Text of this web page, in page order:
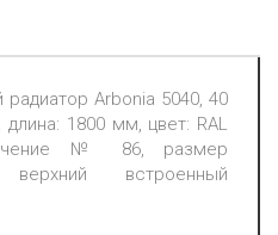
радиатор Arbonia 5040, 40
1800 мм, цвет: RAL
№ 86, размер
встроенный